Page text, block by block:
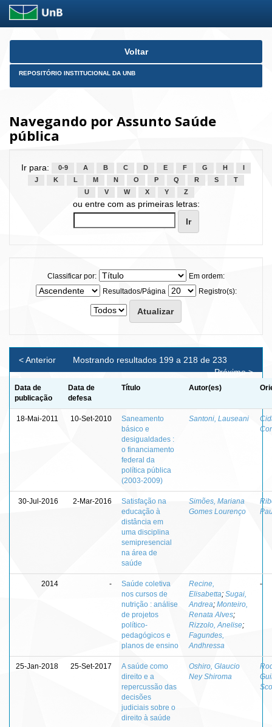
Skip
Voltar
REPOSITÓRIO INSTITUCIONAL DA UNB
Navegando por Assunto Saúde
pública
Ir para: 0-9 A B C D E F G H
J
K L M N O P Q R S
T
U
V W X Y Z
ou entre com as primeiras letras:
Classificar por:
Em ordem:
Resultados/Página
Registro(s):
Mostrando resultados 199 a 218 de 233
< Anterior
Próximo >
Data de
publicação
Data de
defesa
Título Autor(es)
18-Mai-2011 10-Set-2010
Saneamento
básico e
desigualdades :
o financiamento
federal da
política pública
(2003-2009)
Santoni, Lauseani
30-Jul-2016 2-Mar-2016
Satisfação na
educação à
distância em
uma disciplina
semipresencial
na área de
saúde
Simões, Mariana
Gomes Lourenço
2014 -
Saúde coletiva
nos cursos de
nutrição : análise
de projetos
político-
pedagógicos e
planos de ensino
Recine,
Elisabetta; Sugai,
Andrea; Monteiro,
Renata Alves;
Rizzolo, Anelise;
Fagundes,
Andhressa
-
25-Jan-2018 25-Set-2017
A saúde como
direito e a
repercussão das
decisões
judiciais sobre o
direito à saúde
Oshiro, Glaucio
Ney Shiroma